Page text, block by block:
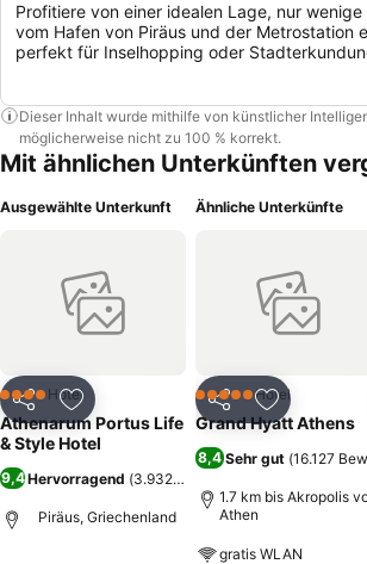
Profitiere von einer idealen Lage, nur wenige
vom Hafen von Piräus und der Metrostation
perfekt für Inselhopping oder
Dieser Inhalt wurde mithilfe von künstlicher
möglicherweise nicht zu 100 % korrekt.
Mit ähnlichen Unterkünften
Ausgewählte Unterkunft
Teilen Zu Favoriten hinzufügen
4 SterneHotel
Athenarum Portus Life
& Style Hotel
9,4Hervorragend (3.932 Bewertungen
Piräus, Griechenland
Ähnliche Unterkünfte
Teilen Zu
5 Sterne Hotel
Grand Hyatt Athens
8,4 Sehr gut (16.127
1.7 km bis Akropolis
Athen
gratis WLAN